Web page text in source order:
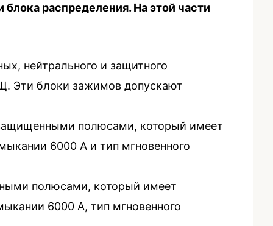
распределения. На этой части
нейтрального и защитного
Эти блоки зажимов допускают
полюсами, который имеет
6000 А и тип мгновенного
полюсами, который имеет
6000 А, тип мгновенного